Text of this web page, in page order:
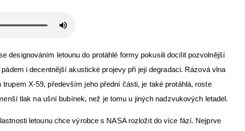
designováním letounu do protáhlé formy pokusili docílit pozvolnější
i decentnější akustické projevy při její degradaci. Rázová vlna
trupem X-59, především jeho přední části, je také protáhlá, roste
tlak na ušní bubínek, než je tomu u jiných nadzvukových letadel.
letounu chce výrobce s NASA rozložit do více fází. Nejprve